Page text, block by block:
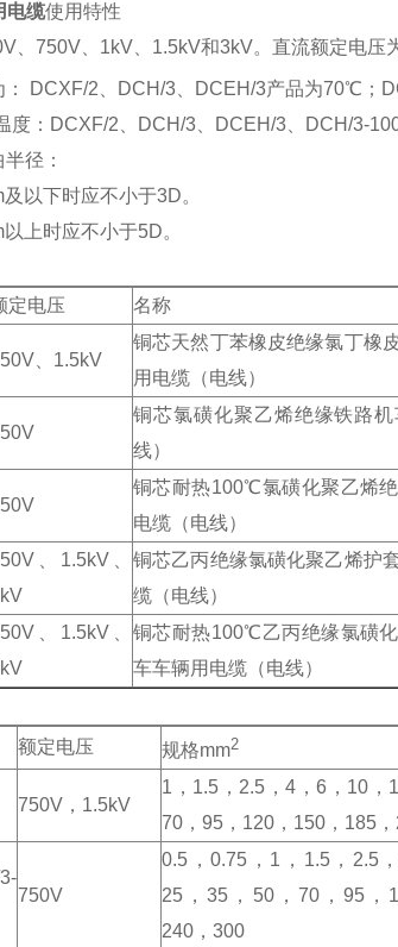
电缆使用特性
、750V、1kV、1.5kV和3kV。直流额定电压
： DCXF/2、DCH/3、DCEH/3产品为70℃；
度：DCXF/2、DCH/3、DCEH/3、DCH/3-
径：
以下时应不小于3D。
上时应不小于5D。
定电压 名称
、1.5kV
铜芯天然丁苯橡皮绝缘氯丁橡
用电缆（电线）
铜芯氯磺化聚乙烯绝缘铁路
线）
铜芯耐热100℃氯磺化聚乙烯
电缆（电线）
、1.5kV、 铜芯乙丙绝缘氯磺化聚乙烯护
缆（电线）
、1.5kV、 铜芯耐热100℃乙丙绝缘氯磺
车车辆用电缆（电线）
额定电压 规格mm2
750V，1.5kV
1，1.5，2.5，4，6，10，
70，95，120，150，185
750V
0.5，0.75，1，1.5，2.5
25，35，50，70，95，
240，300